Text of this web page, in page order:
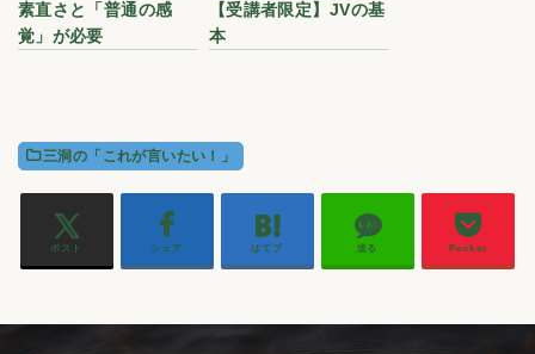
素直さと「普通の感
覚」が必要
【受講者限定】JVの基
本
三洞の「これが言いたい！」
ポスト シェア はてブ 送る Pocket